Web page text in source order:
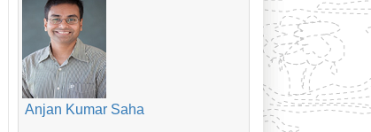
Anjan Kumar Saha